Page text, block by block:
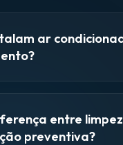
ar
entre
preventiva?